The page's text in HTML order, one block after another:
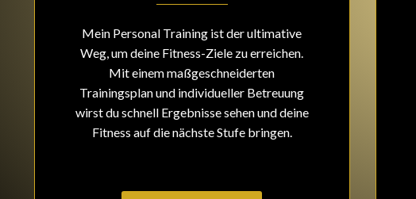
Mein Personal Training ist der ultimative
Weg, um deine Fitness-Ziele zu erreichen.
Mit einem maßgeschneiderten
Trainingsplan und individueller Betreuung
wirst du schnell Ergebnisse sehen und deine
Fitness auf die nächste Stufe bringen.